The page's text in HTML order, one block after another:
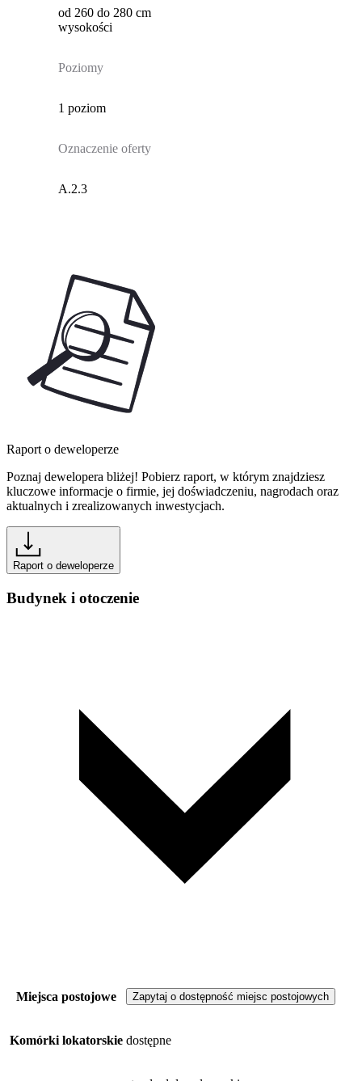
od 260 do 280 cm
wysokości
Poziomy
1 poziom
Oznaczenie oferty
A.2.3
Raport o deweloperze
Poznaj dewelopera bliżej! Pobierz raport, w którym znajdziesz
kluczowe informacje o firmie, jej doświadczeniu, nagrodach oraz
aktualnych i zrealizowanych inwestycjach.
Raport o deweloperze
Budynek i otoczenie
Miejsca postojowe Zapytaj o dostępność miejsc postojowych
Komórki lokatorskie dostępne